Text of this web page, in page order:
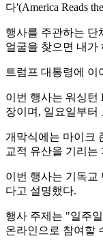
다'(America Reads
행사를 주관하는 단
얼굴을 찾으면 내가
트럼프 대통령에 이
이번 행사는 워싱턴
장이며, 일요일부터
개막식에는 마이크
교적 유산을 기리는
이번 행사는 기독교
다고 설명했다.
행사 주제는 "일주
온라인으로 참여할